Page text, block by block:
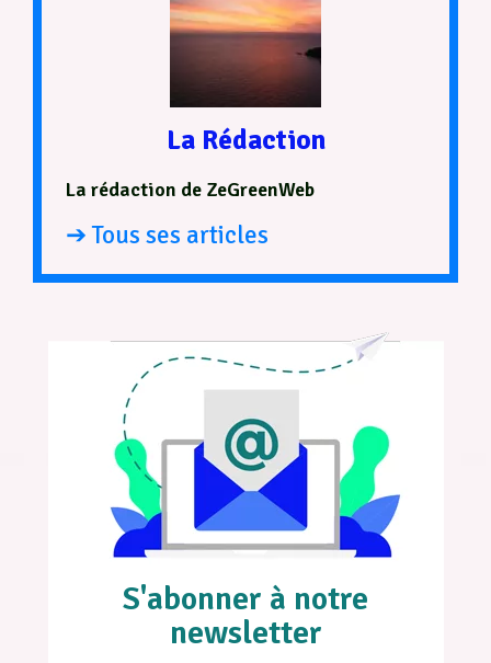
La Rédaction
La rédaction de ZeGreenWeb
➔ Tous ses articles
S'abonner à notre
newsletter